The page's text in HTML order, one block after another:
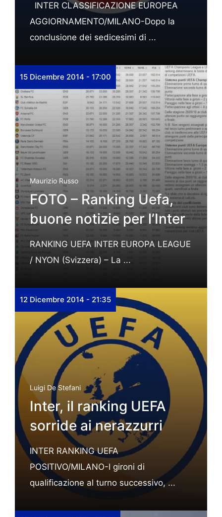
INTER CLASSIFICAZIONE EUROPEA
AGGIORNAMENTO/MILANO-Dopo la
conclusione dei sedicesimi di ...
15 Dicembre 2014 - 17:00
Maurizio Russo
FOTO – Ranking Uefa,
buone notizie per l’Inter
RANKING UEFA INTER EUROPA LEAGUE
/ NYON (Svizzera) – La ...
12 Dicembre 2014 - 21:35
Luigi De Stefani
Inter, il ranking UEFA
sorride ai nerazzurri
INTER RANKING UEFA
POSITIVO/MILANO-I gironi di
qualificazione al turno successivo, ...